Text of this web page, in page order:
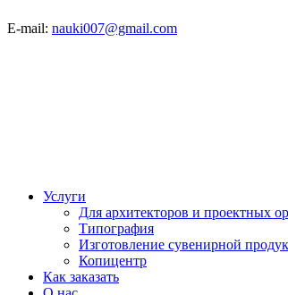
E-mail: nauki007@gmail.com
Услуги
Для архитекторов и проектных
Типография
Изготовление сувенирной
Копицентр
Как заказать